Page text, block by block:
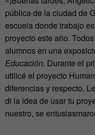
pública de la ciudad de
escuela donde trabajo
proyecto este año.
alumnos en una
Educación. Durante el
utilicé el proyecto
diferencias y respecto.
di la idea de usar tu
nuestro, se